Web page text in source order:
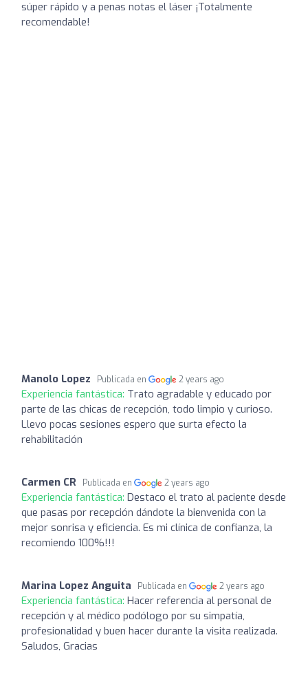
súper rápido y a penas notas el láser ¡Totalmente
recomendable!
Manolo Lopez Publicada en 2 years ago
Experiencia fantástica: Trato agradable y educado por
parte de las chicas de recepción, todo limpio y curioso.
Llevo pocas sesiones espero que surta efecto la
rehabilitación
Carmen CR Publicada en 2 years ago
Experiencia fantástica: Destaco el trato al paciente desde
que pasas por recepción dándote la bienvenida con la
mejor sonrisa y eficiencia. Es mi clínica de confianza, la
recomiendo 100%!!!
Marina Lopez Anguita Publicada en 2 years ago
Experiencia fantástica: Hacer referencia al personal de
recepción y al médico podólogo por su simpatía,
profesionalidad y buen hacer durante la visita realizada.
Saludos, Gracias